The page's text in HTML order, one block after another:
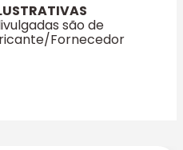
são de
Fornecedor